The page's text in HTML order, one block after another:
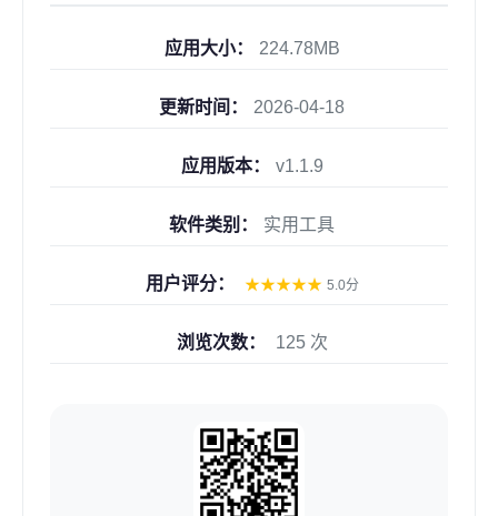
应用大小： 224.78MB
更新时间： 2026-04-18
应用版本： v1.1.9
软件类别： 实用工具
用户评分： ★★★★★ 5.0分
浏览次数： 125 次